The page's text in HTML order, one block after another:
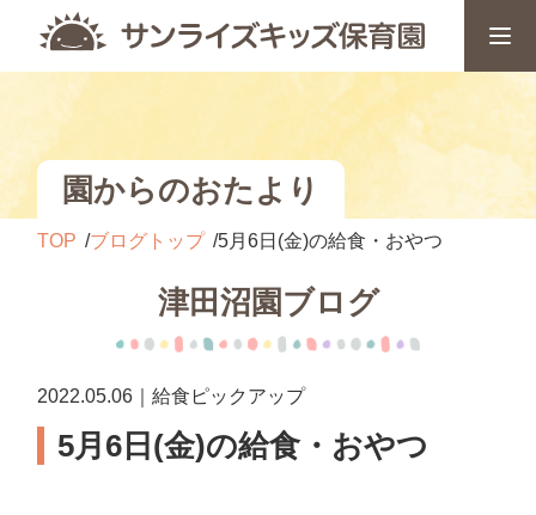
園からのおたより
TOP ブログトップ 5月6日(金)の給食・おやつ
津田沼園ブログ
2022.05.06｜給食ピックアップ
5月6日(金)の給食・おやつ